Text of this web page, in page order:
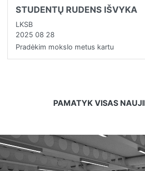
STUDENTŲ RUDENS IŠVYKA
LKSB
2025 08 28
Pradėkim mokslo metus kartu
PAMATYK VISAS